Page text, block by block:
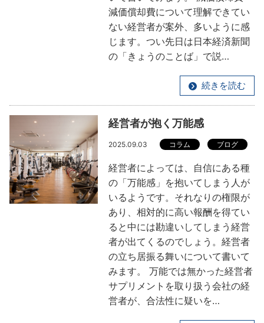
減価償却費について理解できてい
ない経営者が案外、多いように感
じます。つい先日は日本経済新聞
の「きょうのことば」で説…
続きを読む
経営者が抱く万能感
2025.09.03 コラム ブログ
経営者によっては、自信にある種
の「万能感」を抱いてしまう人が
いるようです。それなりの権限が
あり、相対的に高い報酬を得てい
ると中には勘違いしてしまう経営
者が出てくるのでしょう。経営者
の立ち居振る舞いについて書いて
みます。 万能では無かった経営者
サプリメントを取り扱う会社の経
営者が、合法性に疑いを…